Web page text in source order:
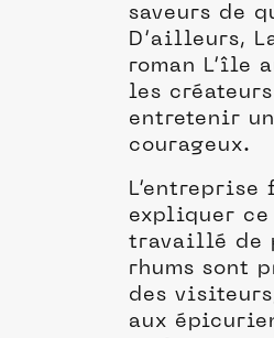
saveurs de
D’ailleurs,
roman L’île
les
entretenir
courageux.
expliquer ce
travaillé de
rhums sont
des
aux